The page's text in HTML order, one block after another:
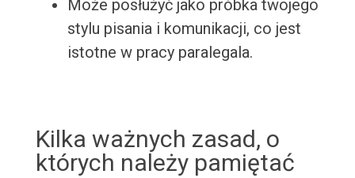
Może posłużyć jako próbka twojego
stylu pisania i komunikacji, co jest
istotne w pracy paralegala.
Kilka ważnych zasad, o
których należy pamiętać